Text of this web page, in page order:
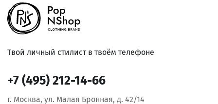
Твой личный стилист в твоём телефоне
+7 (495) 212-14-66
г. Москва, ул. Малая Бронная, д. 42/14